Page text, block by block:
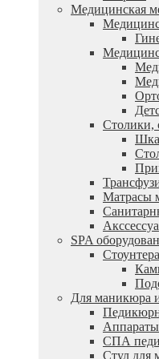
Медицинская
Столики,
Матрасы
SPA
Для маникюра
СПА
Стул для